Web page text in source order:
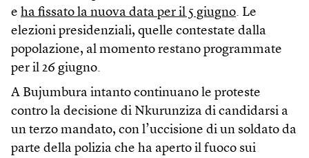
e ha fissato la nuova data per il 5 giugno. Le
elezioni presidenziali, quelle contestate dalla
popolazione, al momento restano programmate
per il 26 giugno.
A Bujumbura intanto continuano le proteste
contro la decisione di Nkurunziza di candidarsi a
un terzo mandato, con l’uccisione di un soldato da
parte della polizia che ha aperto il fuoco sui